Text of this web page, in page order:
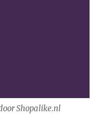
Shopalike.nl